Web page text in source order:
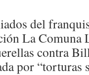
del
La Comuna
contra
por “torturas